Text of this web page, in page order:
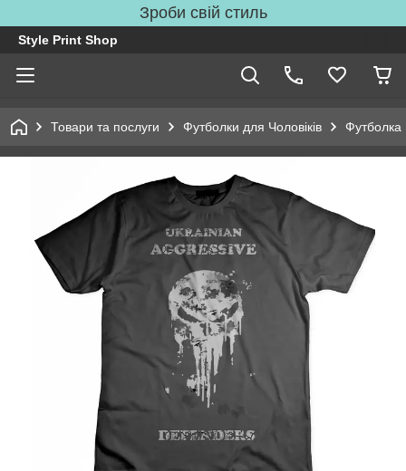
Зроби свій стиль
Style Print Shop
Товари та послуги Футболки для Чоловіків Футболка